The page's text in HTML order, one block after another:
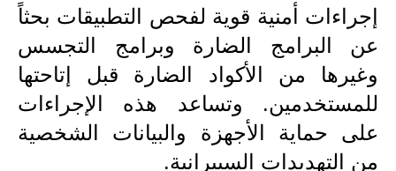
كتب مدرسية
المرحلة الابتدائية
المرحلة المتوسطة
المرحلة الاعدادية
إجراءات أمنية قوية لفحص التطبيقات بحثاً
عن البرامج الضارة وبرامج التجسس
وغيرها من الأكواد الضارة قبل إتاحتها
للمستخدمين. وتساعد هذه الإجراءات
على حماية الأجهزة والبيانات الشخصية
من التهديدات السيبرانية.